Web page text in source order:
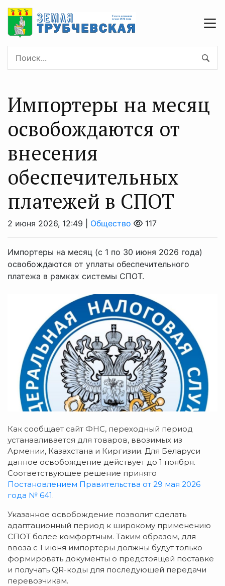
Импортеры на месяц
освобождаются от
внесения
обеспечительных
платежей в СПОТ
2 июня 2026, 12:49 | Общество 117
Импортеры на месяц (с 1 по 30 июня 2026 года)
освобождаются от уплаты обеспечительного
платежа в рамках системы СПОТ.
Как сообщает сайт ФНС, переходный период
устанавливается для товаров, ввозимых из
Армении, Казахстана и Киргизии. Для Беларуси
данное освобождение действует до 1 ноября.
Соответствующее решение принято
Постановлением Правительства от 29 мая 2026
года № 641.
Указанное освобождение позволит сделать
адаптационный период к широкому применению
СПОТ более комфортным. Таким образом, для
ввоза с 1 июня импортеры должны будут только
формировать документы о предстоящей поставке
и получать QR-коды для последующей передачи
перевозчикам.